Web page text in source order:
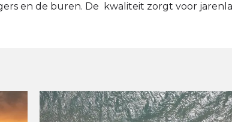
en de buren. De kwaliteit zorgt voor